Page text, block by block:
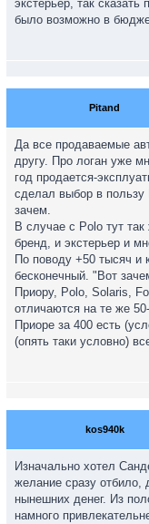
экстерьер, так
было возможно в
Pitand
Да все продаваемые
другу. Про логан уже
год продается-
сделал выбор в пользу
зачем.
В случае с Polo тут
бренд, и экстерьер и
По поводу +50 тысяч и
бесконечный. "Вот
Приору, Polo, Solaris,
отличаются на те же
Приоре за 400 есть
(опять таки условно)
kos940k
Изначально хотел
желание сразу
нынешних денег. Из
намного